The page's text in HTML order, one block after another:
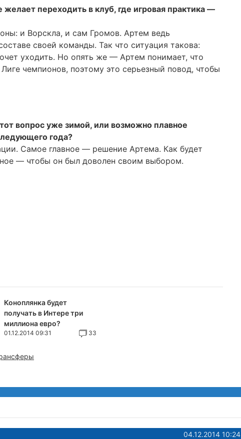
переходить в клуб, где игровая практика —
и Ворскла, и сам Громов. Артем ведь
своей команды. Так что ситуация такова:
уходить. Но опять же — Артем понимает, что
чемпионов, поэтому это серьезный повод, чтобы
вопрос уже зимой, или возможно плавное
года?
Самое главное — решение Артема. Как будет
— чтобы он был доволен своим выбором.
Коноплянка будет
получать в Интере три
миллиона евро?
01.12.2014 09:31 33
04.12.2014 10:24